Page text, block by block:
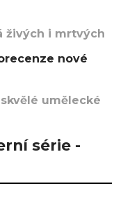
živých i mrtvých
nové
umělecké
série -